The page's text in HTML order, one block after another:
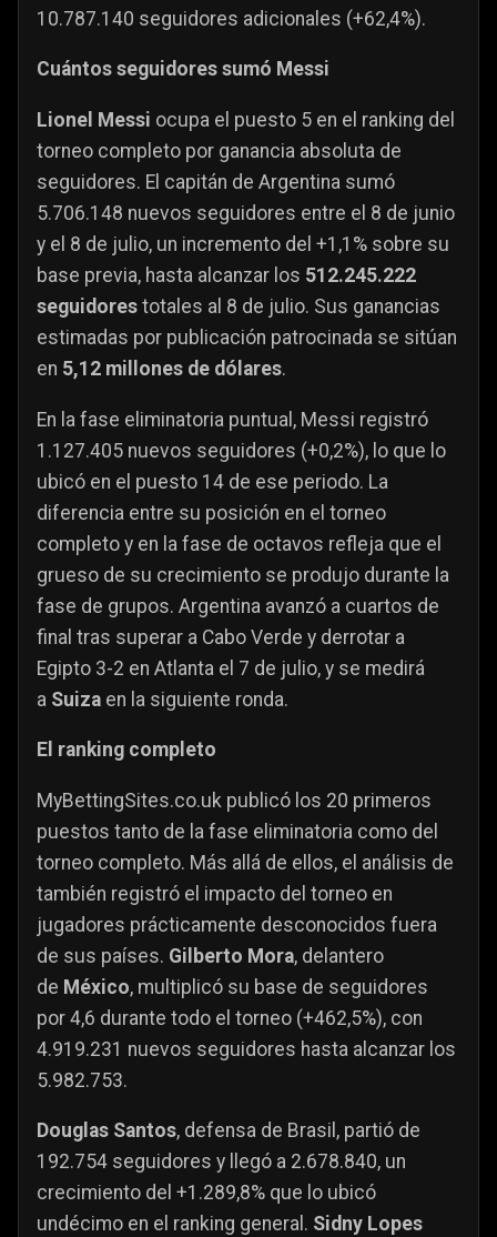
10.787.140 seguidores adicionales (+62,4%).
Cuántos seguidores sumó Messi
Lionel Messi ocupa el puesto 5 en el ranking del
torneo completo por ganancia absoluta de
seguidores. El capitán de Argentina sumó
5.706.148 nuevos seguidores entre el 8 de junio
y el 8 de julio, un incremento del +1,1% sobre su
base previa, hasta alcanzar los 512.245.222
seguidores totales al 8 de julio. Sus ganancias
estimadas por publicación patrocinada se sitúan
en 5,12 millones de dólares.
En la fase eliminatoria puntual, Messi registró
1.127.405 nuevos seguidores (+0,2%), lo que lo
ubicó en el puesto 14 de ese periodo. La
diferencia entre su posición en el torneo
completo y en la fase de octavos refleja que el
grueso de su crecimiento se produjo durante la
fase de grupos. Argentina avanzó a cuartos de
final tras superar a Cabo Verde y derrotar a
Egipto 3-2 en Atlanta el 7 de julio, y se medirá
a Suiza en la siguiente ronda.
El ranking completo
MyBettingSites.co.uk publicó los 20 primeros
puestos tanto de la fase eliminatoria como del
torneo completo. Más allá de ellos, el análisis de
también registró el impacto del torneo en
jugadores prácticamente desconocidos fuera
de sus países. Gilberto Mora, delantero
de México, multiplicó su base de seguidores
por 4,6 durante todo el torneo (+462,5%), con
4.919.231 nuevos seguidores hasta alcanzar los
5.982.753.
Douglas Santos, defensa de Brasil, partió de
192.754 seguidores y llegó a 2.678.840, un
crecimiento del +1.289,8% que lo ubicó
undécimo en el ranking general. Sidny Lopes